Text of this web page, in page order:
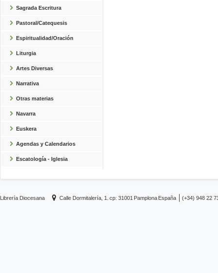
Sagrada Escritura
Pastoral/Catequesis
Espiritualidad/Oración
Liturgia
Artes Diversas
Narrativa
Otras materias
Navarra
Euskera
Agendas y Calendarios
Escatología - Iglesia
Librería Diocesana Calle Dormitalería, 1. cp: 31001 Pamplona España (+34) 948 22